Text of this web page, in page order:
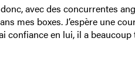
avec des concurrentes
mes boxes. J’espère une
confiance en lui, il a beaucoup